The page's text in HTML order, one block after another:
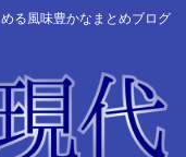
る風味豊かなまとめブログ